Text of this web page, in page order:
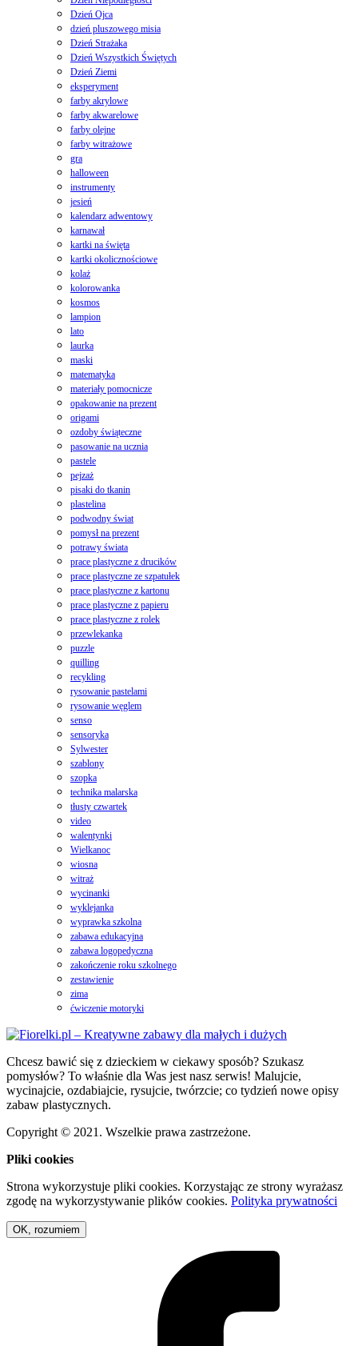
Dzień Ojca
dzień pluszowego misia
Dzień Strażaka
Dzień Wszystkich Świętych
Dzień Ziemi
eksperyment
farby akrylowe
farby akwarelowe
farby olejne
farby witrażowe
gra
halloween
instrumenty
jesień
kalendarz adwentowy
karnawał
kartki na święta
kartki okolicznościowe
kolaż
kolorowanka
kosmos
lampion
lato
laurka
maski
matematyka
materiały pomocnicze
opakowanie na prezent
origami
ozdoby świąteczne
pasowanie na ucznia
pastele
pejzaż
pisaki do tkanin
plastelina
podwodny świat
pomysł na prezent
potrawy świata
prace plastyczne z drucików
prace plastyczne ze szpatułek
prace plastyczne z kartonu
prace plastyczne z papieru
prace plastyczne z rolek
przewlekanka
puzzle
quilling
recykling
rysowanie pastelami
rysowanie węglem
senso
sensoryka
Sylwester
szablony
szopka
technika malarska
tłusty czwartek
video
walentynki
Wielkanoc
wiosna
witraż
wycinanki
wyklejanka
wyprawka szkolna
zabawa edukacyjna
zabawa logopedyczna
zakończenie roku szkolnego
zestawienie
zima
ćwiczenie motoryki
Chcesz bawić się z dzieckiem w ciekawy sposób? Szukasz
pomysłów? To właśnie dla Was jest nasz serwis! Malujcie,
wycinajcie, ozdabiajcie, rysujcie, twórzcie; co tydzień nowe opisy
zabaw plastycznych.
Copyright © 2021. Wszelkie prawa zastrzeżone.
Pliki cookies
Strona wykorzystuje pliki cookies. Korzystając ze strony wyrażasz
zgodę na wykorzystywanie plików cookies. Polityka prywatności
OK, rozumiem